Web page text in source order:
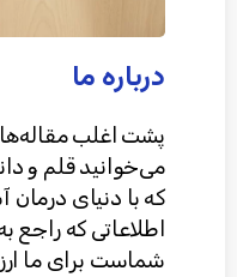
درباره ما
پشت اغلب
می‌خوانید قلم و
که با دنیای درمان
اطلاعاتی که
شماست برای ما